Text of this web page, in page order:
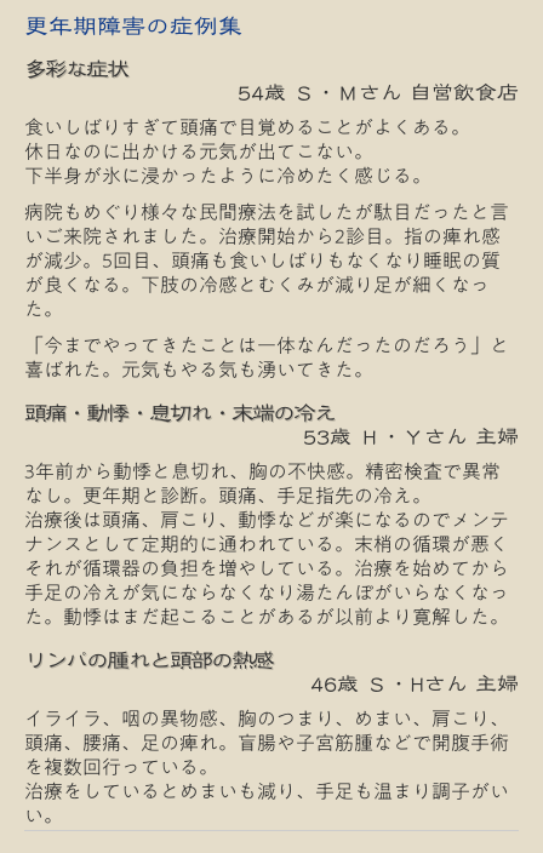
更年期障害の症例集
多彩な症状 54歳 Ｓ・Ｍさん 自営飲食店
食いしばりすぎて頭痛で目覚めることがよくある。
休日なのに出かける元気が出てこない。
下半身が氷に浸かったように冷めたく感じる。
病院もめぐり様々な民間療法を試したが駄目だったと言
いご来院されました。治療開始から2診目。指の痺れ感
が減少。5回目、頭痛も食いしばりもなくなり睡眠の質
が良くなる。下肢の冷感とむくみが減り足が細くなっ
た。
「今までやってきたことは一体なんだったのだろう」と
喜ばれた。元気もやる気も湧いてきた。
頭痛・動悸・息切れ・末端の冷え53歳 Ｈ・Ｙさん 主婦
3年前から動悸と息切れ、胸の不快感。精密検査で異常
なし。更年期と診断。頭痛、手足指先の冷え。
治療後は頭痛、肩こり、動悸などが楽になるのでメンテ
ナンスとして定期的に通われている。末梢の循環が悪く
それが循環器の負担を増やしている。治療を始めてから
手足の冷えが気にならなくなり湯たんぽがいらなくなっ
た。動悸はまだ起こることがあるが以前より寛解した。
リンパの腫れと頭部の熱感 46歳 Ｓ・Hさん 主婦
イライラ、咽の異物感、胸のつまり、めまい、肩こり、
頭痛、腰痛、足の痺れ。盲腸や子宮筋腫などで開腹手術
を複数回行っている。
治療をしているとめまいも減り、手足も温まり調子がい
い。